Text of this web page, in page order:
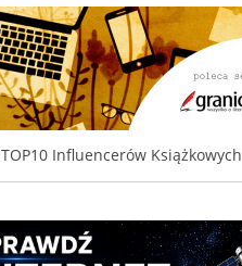
TOP10 Influencerów Książkowych